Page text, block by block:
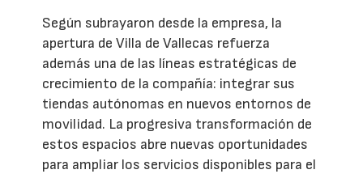
Según subrayaron desde la empresa, la
apertura de Villa de Vallecas refuerza
además una de las líneas estratégicas de
crecimiento de la compañía: integrar sus
tiendas autónomas en nuevos entornos de
movilidad. La progresiva transformación de
estos espacios abre nuevas oportunidades
para ampliar los servicios disponibles para el